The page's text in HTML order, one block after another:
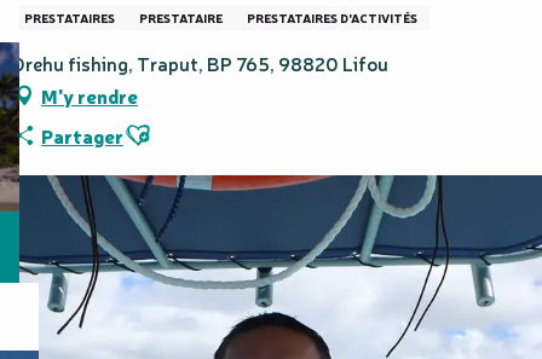
PRESTATAIRES PRESTATAIRE PRESTATAIRES D'ACTIVITÉS
Drehu fishing, Traput, BP 765, 98820 Lifou
M'y rendre
PartagerAjouter aux favoris